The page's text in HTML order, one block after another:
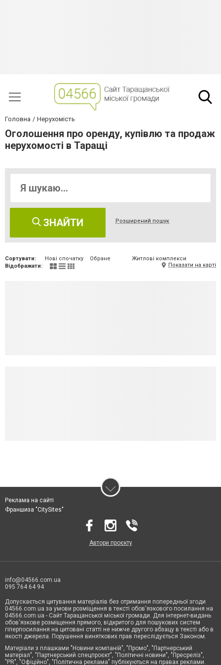
Головна Нерухомість
Оголошення про оренду, купівлю та продаж
нерухомості в Таращі
ЗНАЙТИ Розширений пошук
Сортувати: Нові спочатку Обране
Житлові комплекси
Відображати:
Показати на карті
Реклама на сайті
Франшиза "CitySites"
Автори проєкту
info@04566.com.ua
095 764 64 94
Допускається цитування матеріалів без отримання попередньої згоди
04566.com.ua за умови розміщення в тексті обов'язкового посилання на
04566.com.ua - Cайт Таращанської міської громади. Для інтернет-видань
обов'язкове розміщення прямого, відкритого для пошукових систем
гіперпосилання на цитовані статті не нижче другого абзацу в тексті або в
якості джерела. Порушення виняткових прав переслідується Законом.
Матеріали з плашками "Новини компаній", "Промо", "Партнерський
матеріал", "Партнерський спецпроєкт", "Політичні новини", "Пресреліз",
"PR", "Офіційно", "Політична реклама" публікуються на правах реклами.